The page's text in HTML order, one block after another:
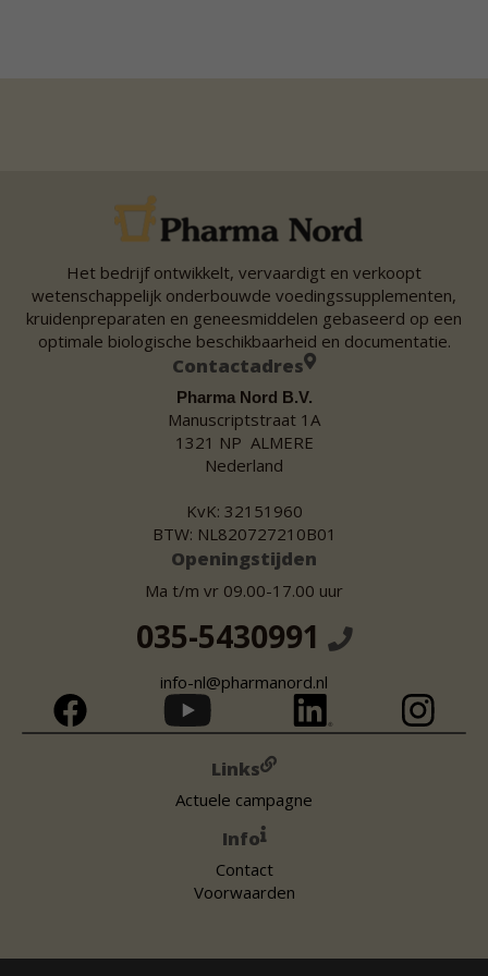
Het bedrijf ontwikkelt, vervaardigt en verkoopt
wetenschappelijk onderbouwde voedingssupplementen,
kruidenpreparaten en geneesmiddelen gebaseerd op een
optimale biologische beschikbaarheid en documentatie.
Contactadres
Pharma Nord B.V.
Manuscriptstraat 1A
1321 NP ALMERE
Nederland
KvK: 32151960
BTW: NL820727210B01
Openingstijden
Ma t/m vr 09.00-17.00 uur
035-5430991
info-nl@pharmanord.nl
Links
Actuele campagne
Info
Contact
Voorwaarden